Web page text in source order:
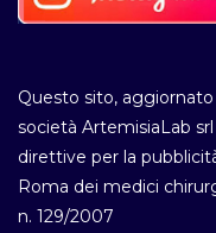
Questo sito,
società ArtemisiaLab srl
direttive per la
Roma dei medici
n. 129/2007